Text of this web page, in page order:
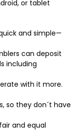
or tablet
and simple—
can deposit
including
with it more.
so they don´t have
and equal